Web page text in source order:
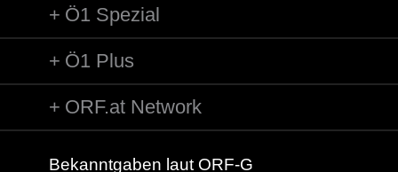
Ö1 Spezial
Ö1 Plus
ORF.at Network
Bekanntgaben laut ORF-G